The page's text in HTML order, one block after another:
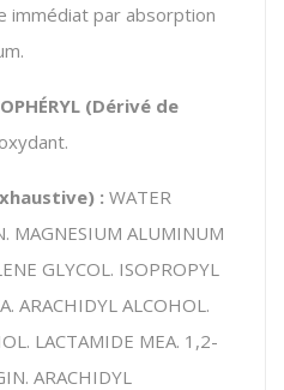
immédiat par absorption
(Dérivé de
: WATER
MAGNESIUM ALUMINUM
GLYCOL. ISOPROPYL
ARACHIDYL ALCOHOL.
LACTAMIDE MEA. 1,2-
ARACHIDYL